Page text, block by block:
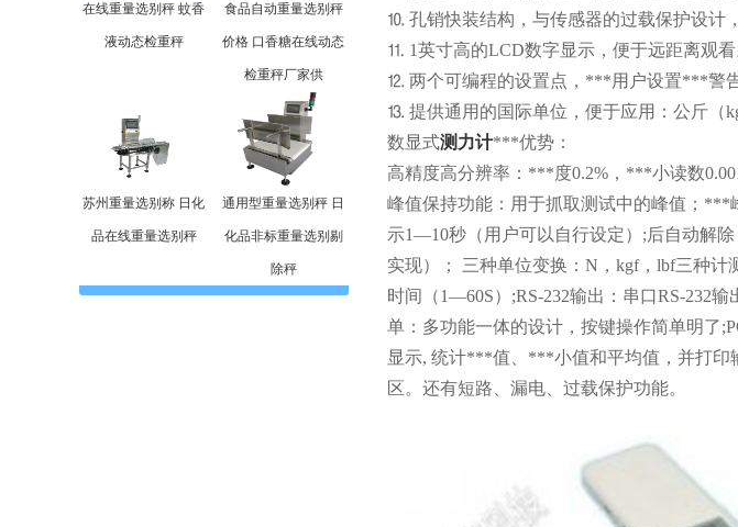
在线重量选别秤 蚊香
液动态检重秤
食品自动重量选别秤
价格 口香糖在线动态
检重秤厂家供
苏州重量选别称 日化
品在线重量选别秤
通用型重量选别秤 日
化品非标重量选别剔
除秤
⒑ 孔销快装结构，与传感器的过载保护设计
⒒ 1英寸高的LCD数字显示，便于远距离观看
⒓ 两个可编程的设置点，***用户设置***警告
⒔ 提供通用的国际单位，便于应用：公斤（
数显式测力计***优势：
高精度高分辨率：***度0.2%，***小读数
峰值保持功能：用于抓取测试中的峰值；
示1—10秒（用户可以自行设定）;后自动解
实现）； 三种单位变换：N，kgf，lbf三种
时间（1—60S）;RS-232输出：串口RS-232
单：多功能一体的设计，按键操作简单明了
显示, 统计***值、***小值和平均值，并打印
区。还有短路、漏电、过载保护功能。